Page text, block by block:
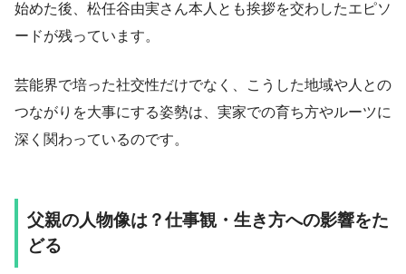
始めた後、松任谷由実さん本人とも挨拶を交わしたエピソ
ードが残っています。
芸能界で培った社交性だけでなく、こうした地域や人との
つながりを大事にする姿勢は、実家での育ち方やルーツに
深く関わっているのです。
父親の人物像は？仕事観・生き方への影響をた
どる